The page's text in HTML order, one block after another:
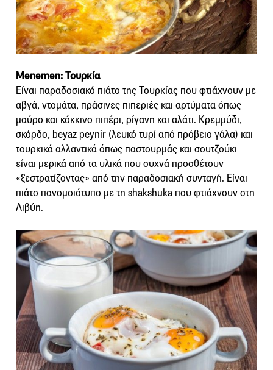
Menemen: Τουρκία
Είναι παραδοσιακό πιάτο της Τουρκίας που φτιάχνουν με
αβγά, ντομάτα, πράσινες πιπεριές και αρτύματα όπως
μαύρο και κόκκινο πιπέρι, ρίγανη και αλάτι. Κρεμμύδι,
σκόρδο, beyaz peynir (λευκό τυρί από πρόβειο γάλα) και
τουρκικά αλλαντικά όπως παστουρμάς και σουτζούκι
είναι μερικά από τα υλικά που συχνά προσθέτουν
«ξεστρατίζοντας» από την παραδοσιακή συνταγή. Είναι
πιάτο πανομοιότυπο με τη shakshuka που φτιάχνουν στη
Λιβύη.